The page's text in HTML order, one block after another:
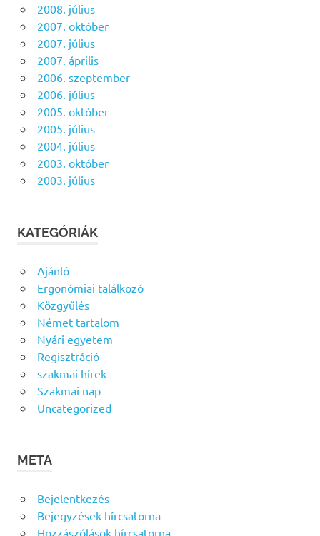
2008. július
2007. október
2007. július
2007. április
2006. szeptember
2006. július
2005. október
2005. július
2004. július
2003. október
2003. július
KATEGÓRIÁK
Ajánló
Ergonómiai találkozó
Közgyűlés
Német tartalom
Nyári egyetem
Regisztráció
szakmai hírek
Szakmai nap
Uncategorized
META
Bejelentkezés
Bejegyzések hírcsatorna
Hozzászólások hírcsatorna